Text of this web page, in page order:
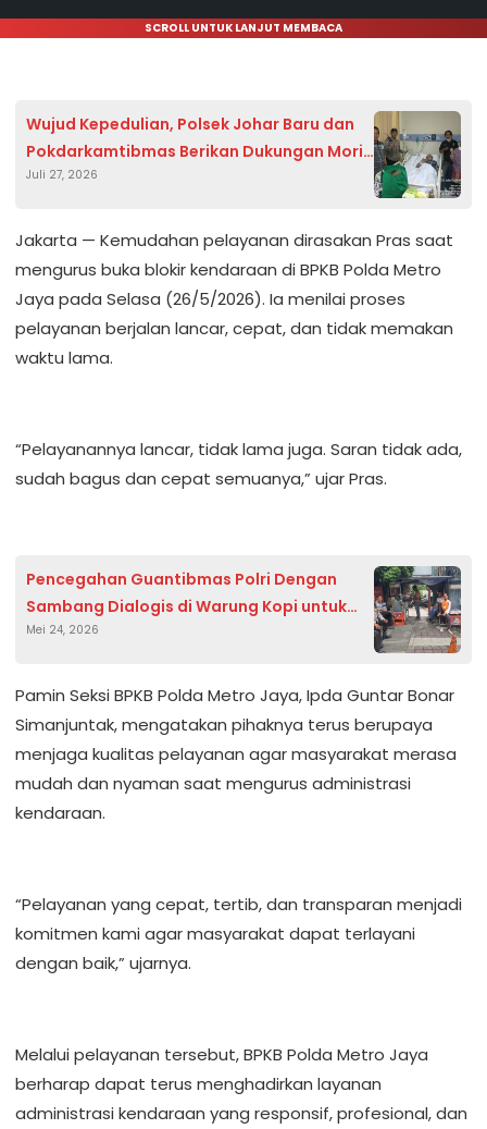
SCROLL UNTUK LANJUT MEMBACA
Wujud Kepedulian, Polsek Johar Baru dan
Pokdarkamtibmas Berikan Dukungan Moril
kepada Anggota yang Dirawat
Juli 27, 2026
Jakarta — Kemudahan pelayanan dirasakan Pras saat
mengurus buka blokir kendaraan di BPKB Polda Metro
Jaya pada Selasa (26/5/2026). Ia menilai proses
pelayanan berjalan lancar, cepat, dan tidak memakan
waktu lama.
“Pelayanannya lancar, tidak lama juga. Saran tidak ada,
sudah bagus dan cepat semuanya,” ujar Pras.
Pencegahan Guantibmas Polri Dengan
Sambang Dialogis di Warung Kopi untuk
Analisa dan Evaluasi Kamtibmas
Mei 24, 2026
Pamin Seksi BPKB Polda Metro Jaya, Ipda Guntar Bonar
Simanjuntak, mengatakan pihaknya terus berupaya
menjaga kualitas pelayanan agar masyarakat merasa
mudah dan nyaman saat mengurus administrasi
kendaraan.
“Pelayanan yang cepat, tertib, dan transparan menjadi
komitmen kami agar masyarakat dapat terlayani
dengan baik,” ujarnya.
Melalui pelayanan tersebut, BPKB Polda Metro Jaya
berharap dapat terus menghadirkan layanan
administrasi kendaraan yang responsif, profesional, dan